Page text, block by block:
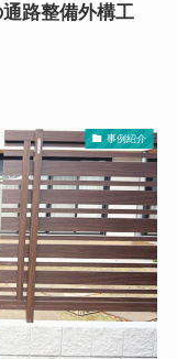
路整備外構工
事例紹介